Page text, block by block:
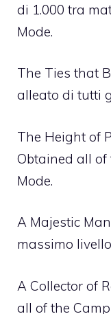
di 1.000 tra
Mode.
The Ties that
alleato di tutti
The Height of
Obtained all
Mode.
A Majestic
massimo
A Collector of
all of the